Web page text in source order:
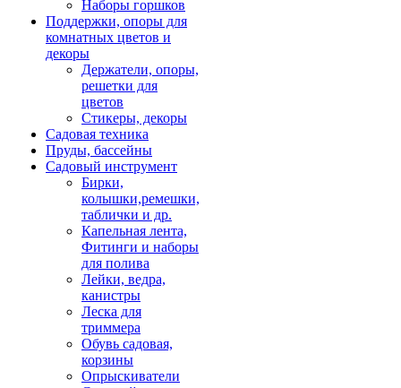
Наборы горшков
Поддержки, опоры для
комнатных цветов и
декоры
Держатели, опоры,
решетки для
цветов
Стикеры, декоры
Садовая техника
Пруды, бассейны
Садовый инструмент
Бирки,
колышки,ремешки,
таблички и др.
Капельная лента,
Фитинги и наборы
для полива
Лейки, ведра,
канистры
Леска для
триммера
Обувь садовая,
корзины
Опрыскиватели